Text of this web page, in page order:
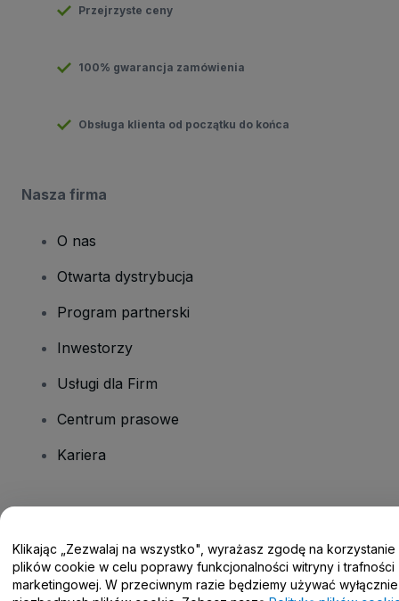
Przejrzyste ceny
100% gwarancja zamówienia
Obsługa klienta od początku do końca
Nasza firma
O nas
Otwarta dystrybucja
Program partnerski
Inwestorzy
Usługi dla Firm
Centrum prasowe
Kariera
Centrum pomocy / Skontaktuj się z nami
Klikając „Zezwalaj na wszystko", wyrażasz zgodę na korzystanie
plików cookie w celu poprawy funkcjonalności witryny i trafności
marketingowej. W przeciwnym razie będziemy używać wyłącznie